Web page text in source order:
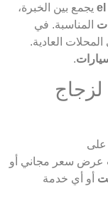
يجمع بين الخبرة،
المناسبة. في
العادية.
.
على
عرض سعر مجاني أو
أو أي خدمة